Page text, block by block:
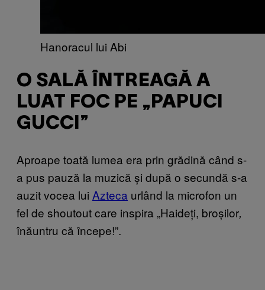
Hanoracul lui Abi
O SALĂ ÎNTREAGĂ A
LUAT FOC PE „PAPUCI
GUCCI”
Aproape toată lumea era prin grădină când s-
a pus pauză la muzică și după o secundă s-a
auzit vocea lui Azteca urlând la microfon un
fel de shoutout care inspira „Haideți, broșilor,
înăuntru că începe!”.